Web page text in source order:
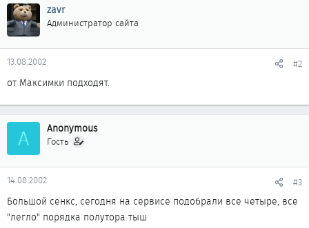
zavr
Администратор сайта
13.08.2002 #2
от Максимки подходят.
A Anonymous
Гость
14.08.2002 #3
Большой сенкс, сегодня на сервисе подобрали все четыре, все
"легло" порядка полутора тыш